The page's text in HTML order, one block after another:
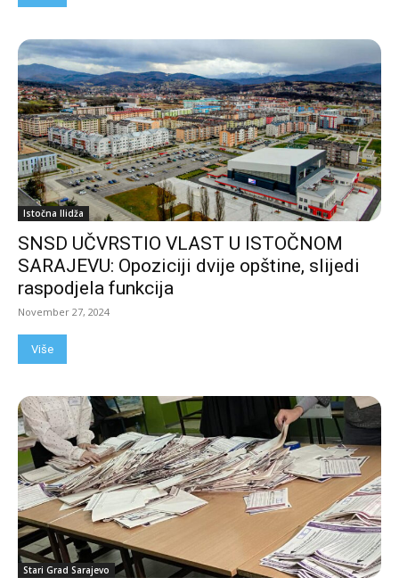
Istočna Ilidža
SNSD UČVRSTIO VLAST U ISTOČNOM
SARAJEVU: Opoziciji dvije opštine, slijedi
raspodjela funkcija
November 27, 2024
Više
Stari Grad Sarajevo